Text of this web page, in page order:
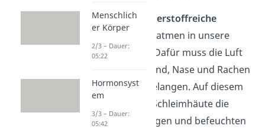
Dafür wird die
sauerstoffreiche
beim Einatmen in unsere
Lungen gezogen. Dafür muss die Luft
zunächst über Mund, Nase und Rachen
in die Luftröhre gelangen. Auf diesem
Weg wärmen die Schleimhäute die
Atemluft auf, reinigen und befeuchten
Menschlich
er Körper
2/3 – Dauer:
05:22
Hormonsyst
em
3/3 – Dauer:
05:42